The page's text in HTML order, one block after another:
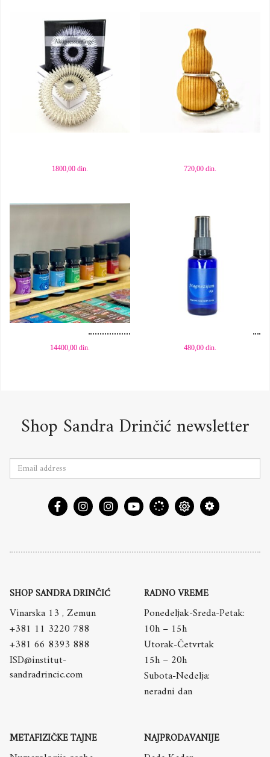
Dodaj u korpu
1800,00 din. 720,00din.
Dodaj u korpu
14400,00 din.
Dodaj u korpu
480,00din.
Shop Sandra Drinčić newsletter
SHOP SANDRA DRINČIĆ
Vinarska 13 , Zemun
+381 11 3220 788
+381 66 8393 888
ISD@institut-
sandradrincic.com
RADNO VREME
Ponedeljak-Sreda-Petak:
10h – 15h
Utorak-Četvrtak
15h – 20h
Subota-Nedelja:
neradni dan
METAFIZIČKE TAJNE NAJPRODAVANIJE